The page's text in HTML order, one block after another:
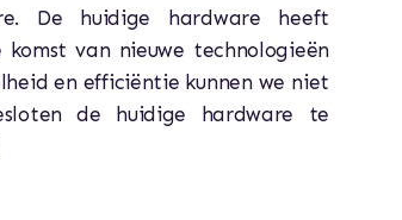
De huidige hardware heeft
van nieuwe technologieën
en efficiëntie kunnen we niet
de huidige hardware te